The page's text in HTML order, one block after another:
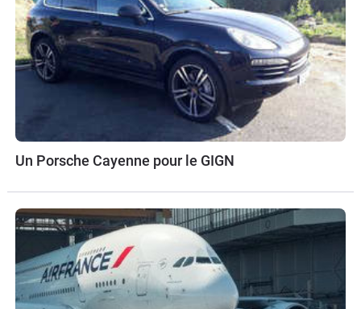
Un Porsche Cayenne pour le GIGN